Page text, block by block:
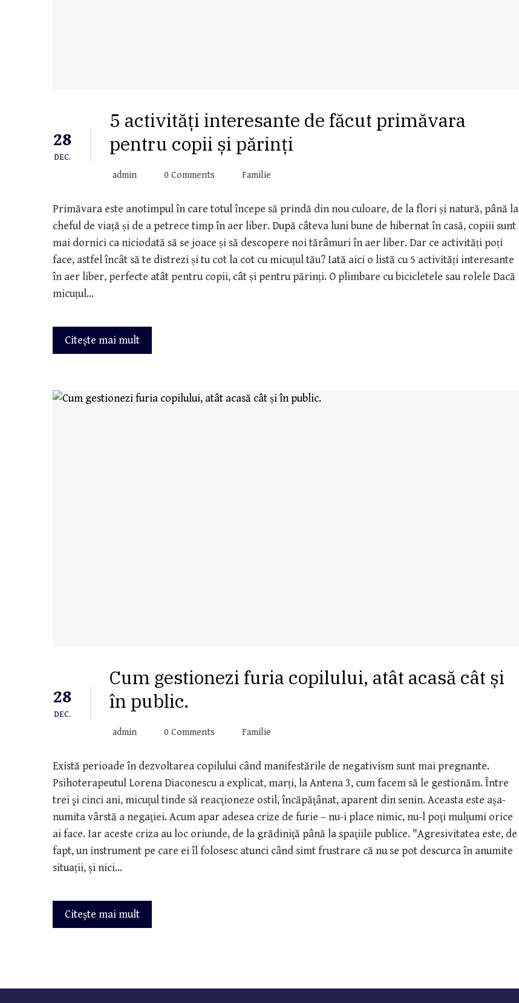
28
DEC.
5 activități interesante de făcut primăvara
pentru copii și părinți
admin 0 Comments Familie
Primăvara este anotimpul în care totul începe să prindă din nou culoare, de la flori și natură, până la
cheful de viață și de a petrece timp în aer liber. După câteva luni bune de hibernat în casă, copiii sunt
mai dornici ca niciodată să se joace și să descopere noi tărâmuri în aer liber. Dar ce activități poți
face, astfel încât să te distrezi și tu cot la cot cu micuțul tău? Iată aici o listă cu 5 activități interesante
în aer liber, perfecte atât pentru copii, cât și pentru părinți. O plimbare cu bicicletele sau rolele Dacă
micuțul…
Citeşte mai mult
28
DEC.
Cum gestionezi furia copilului, atât acasă cât și
în public.
admin 0 Comments Familie
Există perioade în dezvoltarea copilului când manifestările de negativism sunt mai pregnante.
Psihoterapeutul Lorena Diaconescu a explicat, marți, la Antena 3, cum facem să le gestionăm. Între
trei şi cinci ani, micuţul tinde să reacţioneze ostil, încăpăţânat, aparent din senin. Aceasta este aşa-
numita vârstă a negaţiei. Acum apar adesea crize de furie – nu-i place nimic, nu-l poţi mulţumi orice
ai face. Iar aceste criza au loc oriunde, de la grădiniţă până la spaţiile publice. "Agresivitatea este, de
fapt, un instrument pe care ei îl folosesc atunci când simt frustrare că nu se pot descurca în anumite
situații, și nici…
Citeşte mai mult